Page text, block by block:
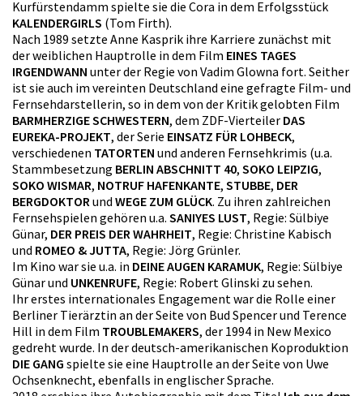
Kurfürstendamm spielte sie die Cora in dem Erfolgsstück
KALENDERGIRLS (Tom Firth).
Nach 1989 setzte Anne Kasprik ihre Karriere zunächst mit
der weiblichen Hauptrolle in dem Film EINES TAGES
IRGENDWANN unter der Regie von Vadim Glowna fort. Seither
ist sie auch im vereinten Deutschland eine gefragte Film- und
Fernsehdarstellerin, so in dem von der Kritik gelobten Film
BARMHERZIGE SCHWESTERN, dem ZDF-Vierteiler DAS
EUREKA-PROJEKT, der Serie EINSATZ FÜR LOHBECK,
verschiedenen TATORTEN und anderen Fernsehkrimis (u.a.
Stammbesetzung BERLIN ABSCHNITT 40, SOKO LEIPZIG,
SOKO WISMAR, NOTRUF HAFENKANTE, STUBBE, DER
BERGDOKTOR und WEGE ZUM GLÜCK. Zu ihren zahlreichen
Fernsehspielen gehören u.a. SANIYES LUST, Regie: Sülbiye
Günar, DER PREIS DER WAHRHEIT, Regie: Christine Kabisch
und ROMEO & JUTTA, Regie: Jörg Grünler.
Im Kino war sie u.a. in DEINE AUGEN KARAMUK, Regie: Sülbiye
Günar und UNKENRUFE, Regie: Robert Glinski zu sehen.
Ihr erstes internationales Engagement war die Rolle einer
Berliner Tierärztin an der Seite von Bud Spencer und Terence
Hill in dem Film TROUBLEMAKERS, der 1994 in New Mexico
gedreht wurde. In der deutsch-amerikanischen Koproduktion
DIE GANG spielte sie eine Hauptrolle an der Seite von Uwe
Ochsenknecht, ebenfalls in englischer Sprache.